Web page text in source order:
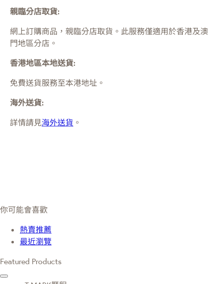
親臨分店取貨:
網上訂購商品，親臨分店取貨。此服務僅適用於香港及澳
門地區分店。
香港地區本地送貨:
免費送貨服務至本港地址。
海外送貨:
詳情請見海外送貨 。
你可能會喜歡
熱賣推薦
最近瀏覽
Featured Products